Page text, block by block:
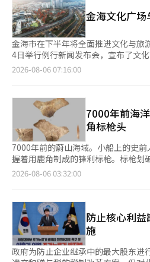
观的“2030可持续发展路线图”。※
统翻译与编辑。
公众对足球协会的关注很高。虽然存
源在于非民主的组织。”他进一步指
否能选出客观认可的人，这是一个问
政。” 李总统还提及了体育界整体的选举和运营制度。他表
示：“我也曾间接或直接体验过体育
烈。”他补充道：“尤其是与政治有
治意图介入，利益关系也存在，似乎
要的。” 关于会长选举，李总统提出通过扩大选民规模来确保公
正性。他强调，像韩国体育会目前
个项目的组织也应大幅增加投票权者。 李总统表示：“应尽
大范围，让选民直接投票。如果选民
义。”他还提到：“应尽量扩大范围
过长时间的执政。” 关于K-足球创新委员会最近建议将足球协会
选民人数从原来的300人左右增加到
系统的内容，李总统询问柳会长：“
接选举，为什么会有争议？” 对此，柳会长解释道：“因为我们
还没有修改会员项目组织的规定。”
会会长已经辞职，需要进行补选，因
的人数差异很大，有的小协会人数非
因此在某种程度上需要留有自主权。” 李总统对未来体育协会新
执行委员会的组成和运营指导方针
金海文化广
金海市在下半年将全面推进文化与旅
4日举行例行新闻发布会，宣布了文
成洞古墓博物馆等文化旅游局六个主
文化广场。同时，文化艺术中心的
修，打造一个可供表演、节庆和休
是金海市代表性的文化与休闲空间
和空间利用受到限制。市政府自2025
施方案的研究，并通过市民问卷调查
推进方案。整个项目的预算在研究中
将根据财政状况分阶段推进项目。首
反映实施设计费用1200万韩元，并在
前，城市管理计划的变更程序正在进
设计研究。计划于2027年上半年开始
工，并在2028年上半年向市民开放
届九地佳文学奖也将正式进入评审阶
止，经过初审和复审后，将于9月确
行颁奖典礼。九地佳文学奖面向入围
2026-08-06 07:16:00
7000年前海
角标枪头
7000年前的蔚山海域。小船上的史
握着用鹿角制成的锋利标枪。标枪划
上究竟发生了怎样的搏斗，已无从得
遗产，名为“嵌入鲸骨的鹿角标枪头
椎骨部位发现的，鹿角制成的标枪头
在了猎物鲸骨上，这一特征显得尤为重要。 这件文物是
代蔚山人猎捕鲸鱼的实物证据，尽管
物于2009年在蔚山新港连接道路的
2026-08-06 03:32:00
防止核心利
施
政府为防止企业继承中的最大股东